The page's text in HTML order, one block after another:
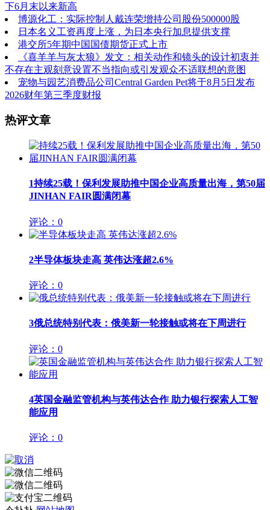
下6月末以来新高
博源化工：实际控制人戴连荣增持公司股份500000股
日本名义工资再度上涨，为日本央行加息提供支撑
港交所5年期中国国债期货正式上市
《喜羊羊与灰太狼》发文：相关动作和镜头的设计初衷并
不存在主观刻意设置不当指向或引发观众不适联想的意图
宠物与园艺消费品公司Central Garden Pet将于8月5日发布
2026财年第三季度财报
热评文章
1持续25载！保利发展助推中国企业高质量出海，第50届
JINHAN FAIR圆满闭幕
评论：0
2半导体板块走高 英伟达涨超2.6%
评论：0
3俄总统特别代表：俄美新一轮接触或将在下周进行
评论：0
4英国金融监管机构与英伟达合作 助力银行探索人工智
能应用
评论：0